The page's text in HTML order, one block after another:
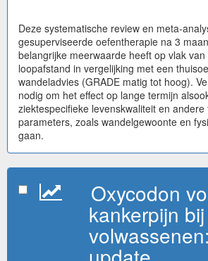
Deze systematische review en meta-
gesuperviseerde oefentherapie na 3
belangrijke meerwaarde heeft op vlak van
loopafstand in vergelijking met een
wandeladvies (GRADE matig tot hoog).
nodig om het effect op lange termijn
ziektespecifieke levenskwaliteit en
parameters, zoals wandelgewoonte en
gaan.
Oxycodon
kankerpijn bij